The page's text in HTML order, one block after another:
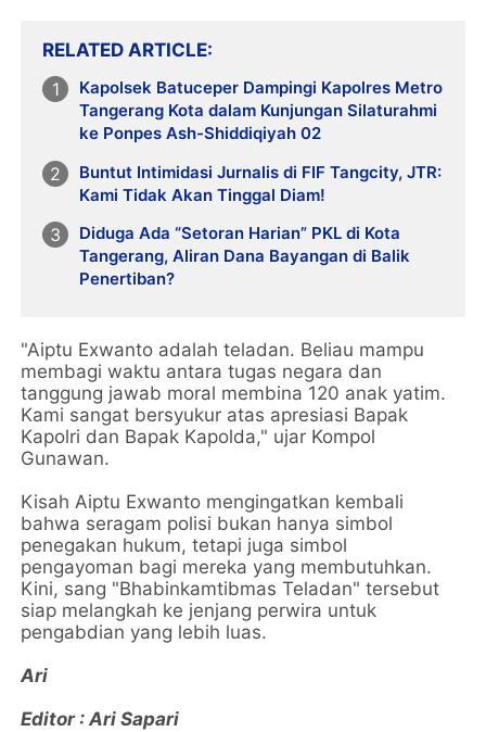
RELATED ARTICLE
Kapolsek Batuceper Dampingi Kapolres Metro
Tangerang Kota dalam Kunjungan Silaturahmi
ke Ponpes Ash-Shiddiqiyah 02
Buntut Intimidasi Jurnalis di FIF Tangcity, JTR:
Kami Tidak Akan Tinggal Diam!
Diduga Ada “Setoran Harian” PKL di Kota
Tangerang, Aliran Dana Bayangan di Balik
Penertiban?
"Aiptu Exwanto adalah teladan. Beliau mampu
membagi waktu antara tugas negara dan
tanggung jawab moral membina 120 anak yatim.
Kami sangat bersyukur atas apresiasi Bapak
Kapolri dan Bapak Kapolda," ujar Kompol
Gunawan.
Kisah Aiptu Exwanto mengingatkan kembali
bahwa seragam polisi bukan hanya simbol
penegakan hukum, tetapi juga simbol
pengayoman bagi mereka yang membutuhkan.
Kini, sang "Bhabinkamtibmas Teladan" tersebut
siap melangkah ke jenjang perwira untuk
pengabdian yang lebih luas.
Ari
Editor : Ari Sapari